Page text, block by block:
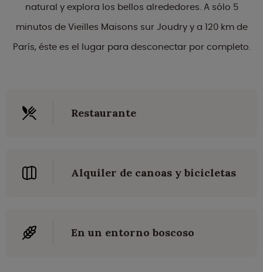
natural y explora los bellos alrededores. A sólo 5
minutos de Vieilles Maisons sur Joudry y a 120 km de
París, éste es el lugar para desconectar por completo.
Restaurante
Alquiler de canoas y bicicletas
En un entorno boscoso